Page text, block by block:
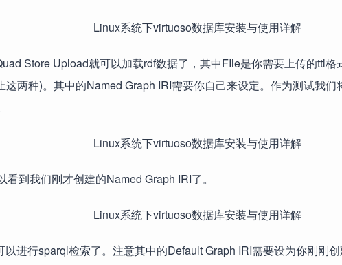
Store Upload就可以加载rdf数据了，其中FIle是你需要上传的ttl
两种)。其中的Named Graph IRI需要你自己来设定。作为测试我们
到我们刚才创建的Named Graph IRI了。
进行sparql检索了。注意其中的Default Graph IRI需要设为你刚刚创